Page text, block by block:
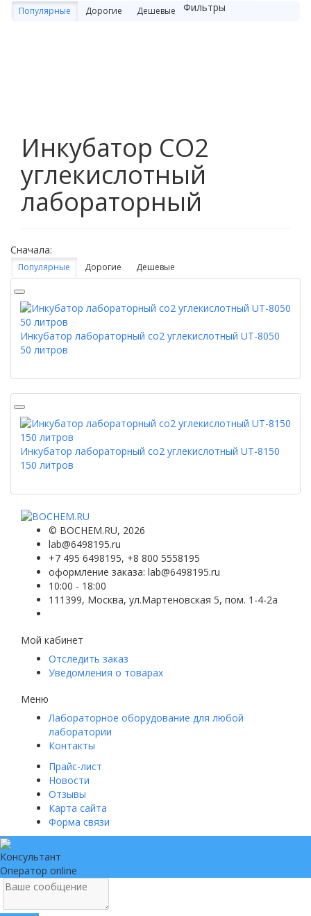
Популярные Дорогие Дешевые Фильтры
Инкубатор СО2
углекислотный
лабораторный
Сначала:
Популярные Дорогие Дешевые
Инкубатор лабораторный со2 углекислотный UT-8050
50 литров
Инкубатор лабораторный со2 углекислотный UT-8150
150 литров
© BOCHEM.RU, 2026
lab@6498195.ru
+7 495 6498195, +8 800 5558195
оформление заказа: lab@6498195.ru
10:00 - 18:00
111399, Москва, ул.Мартеновская 5, пом. 1-4-2а
Мой кабинет
Отследить заказ
Уведомления о товарах
Меню
Лабораторное оборудование для любой
лаборатории
Контакты
Прайс-лист
Новости
Отзывы
Карта сайта
Форма связи
Консультант
Оператор online